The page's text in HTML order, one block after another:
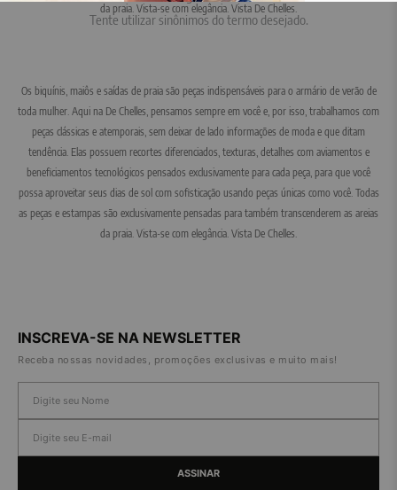
da praia. Vista-se com elegância. Vista De Chelles.
Tente utilizar sinônimos do termo desejado.
Os biquínis, maiôs e saídas de praia são peças indispensáveis para o armário de verão de
toda mulher. Aqui na De Chelles, pensamos sempre em você e, por isso, trabalhamos com
peças clássicas e atemporais, sem deixar de lado informações de moda e que ditam
tendência. Elas possuem recortes diferenciados, texturas, detalhes com aviamentos e
beneficiamentos tecnológicos pensados exclusivamente para cada peça, para que você
possa aproveitar seus dias de sol com sofisticação usando peças únicas como você. Todas
as peças e estampas são exclusivamente pensadas para também transcenderem as areias
da praia. Vista-se com elegância. Vista De Chelles.
INSCREVA-SE NA NEWSLETTER
Receba nossas novidades, promoções exclusivas e muito mais!
ASSINAR